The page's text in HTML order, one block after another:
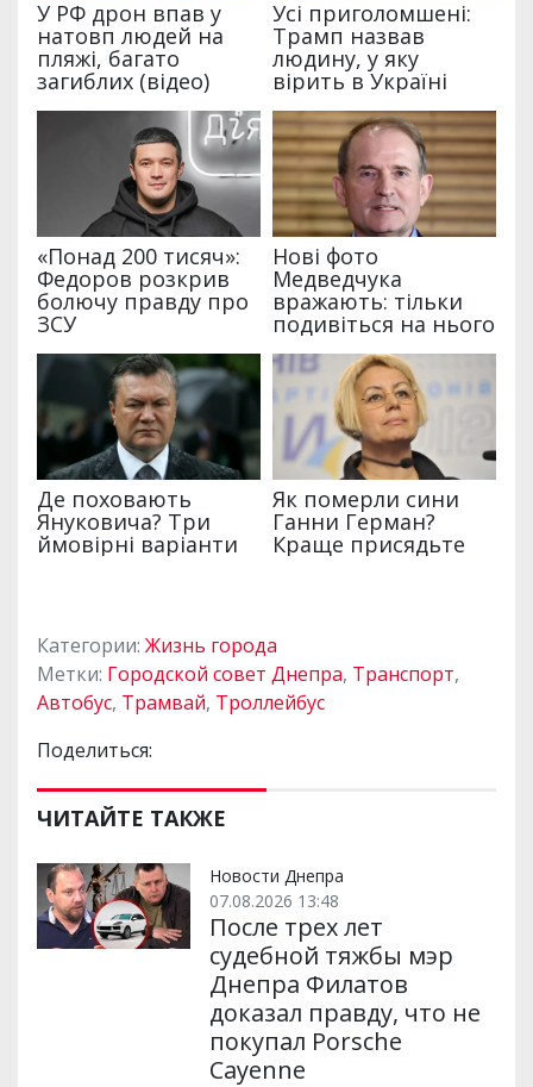
Категории: Жизнь города
Метки: Городской совет Днепра, Транспорт,
Автобус, Трамвай, Троллейбус
Поделиться:
ЧИТАЙТЕ ТАКЖЕ
Новости Днепра
07.08.2026 13:48
После трех лет
судебной тяжбы мэр
Днепра Филатов
доказал правду, что не
покупал Porsche
Cayenne